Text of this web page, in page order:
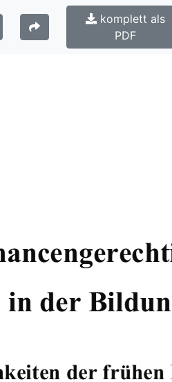
in der
der frühen
komplett als
PDF